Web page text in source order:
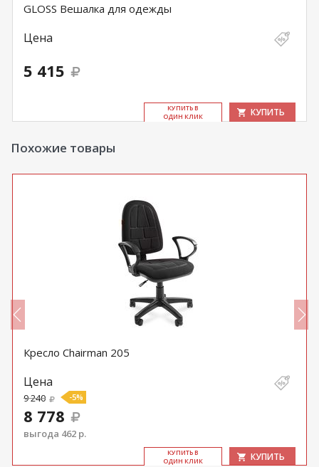
GLOSS Вешалка для одежды
Цена
5 415
КУ­ПИТЬ В
ОДИН КЛИК
КУПИТЬ
Похожие товары
Кресло Chairman 205
Цена
9 240 -5%
8 778
выгода 462 р.
КУ­ПИТЬ В
ОДИН КЛИК
КУПИТЬ